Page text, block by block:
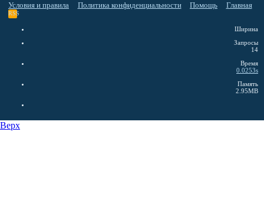
Условия и правила Политика конфиденциальности Помощь Главная
RSS
Ширина
Запросы
14
Время
0.0253s
Память
2.95MB
Верх